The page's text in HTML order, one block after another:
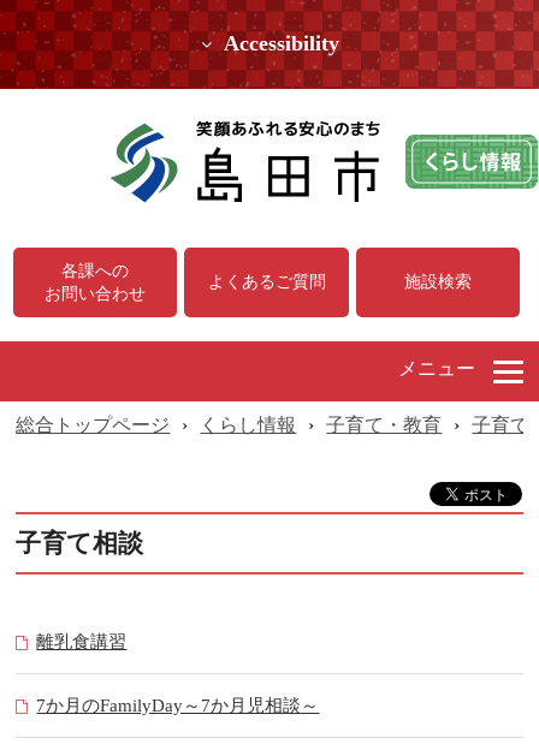
Accessibility
各課への
お問い合わせ
よくあるご質問 施設検索
メニュー
総合トップページ › くらし情報 › 子育て・教育 › 子育て
子育て相談
離乳食講習
7か月のFamilyDay～7か月児相談～